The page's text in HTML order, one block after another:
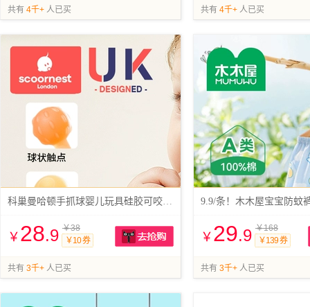
共有 4千+ 人已买 共有 4千+ 人已买
科巢曼哈顿手抓球婴儿玩具硅胶可咬牙胶宝宝
￥ 28.9 ￥38
￥10 券
共有 3千+ 人已买
￥ 29.9 ￥168
￥139 券
共有 3千+ 人已买